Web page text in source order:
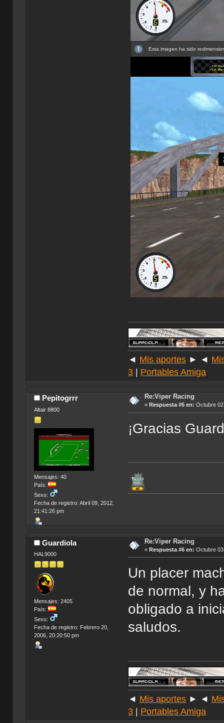
Esta imagen ha sido
◄ Mis aportes ► ◄
3
Portables Amiga
Pepitogrrr
Altair 8800
Mensajes: 40
País:
Sexo:
Fecha de registro: Abril 09, 2012,
21:41:26 pm
Re:Viper Racing
« Respuesta #5 en: Octubre
¡Gracias
Guardiola
HAL9000
Mensajes: 2405
País:
Sexo:
Fecha de registro: Febrero 20,
2006, 20:20:50 pm
Re:Viper Racing
« Respuesta #6 en: Octubre
Un placer
de normal, y
obligado a
saludos.
◄ Mis aportes ► ◄
3
Portables Amiga